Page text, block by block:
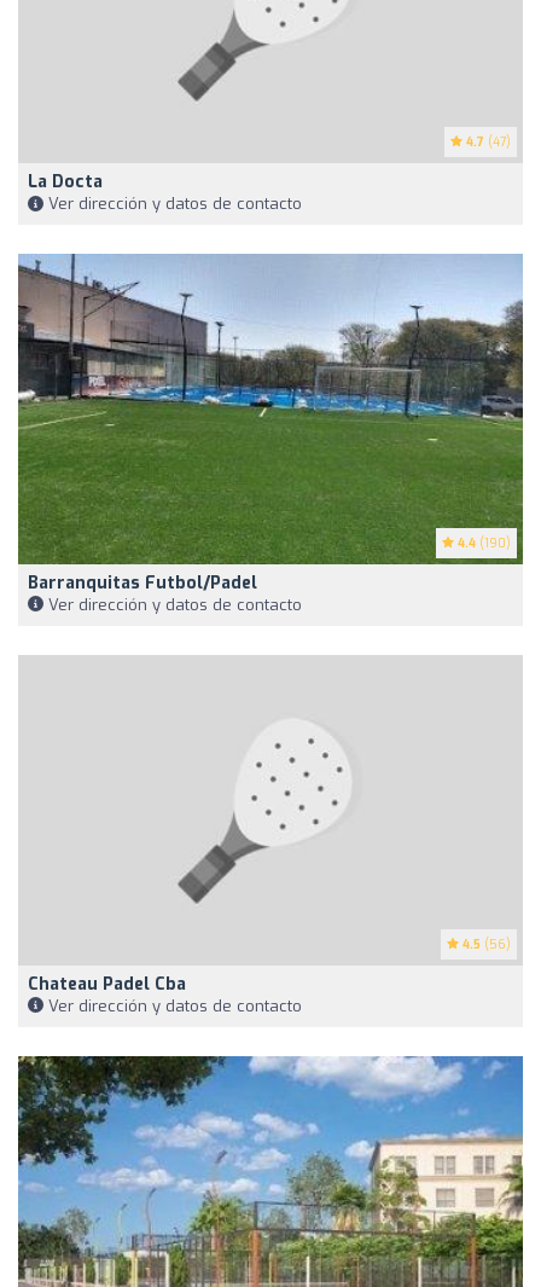
4.7 (47)
La Docta
Ver dirección y datos de contacto
4.4 (190)
Barranquitas Futbol/Padel
Ver dirección y datos de contacto
4.5 (56)
Chateau Padel Cba
Ver dirección y datos de contacto